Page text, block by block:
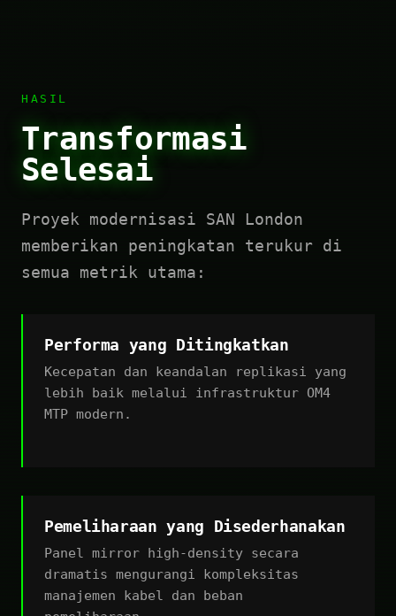
HASIL
Transformasi
Selesai
Proyek modernisasi SAN London
memberikan peningkatan terukur di
semua metrik utama:
Performa yang Ditingkatkan
Kecepatan dan keandalan replikasi yang
lebih baik melalui infrastruktur OM4
MTP modern.
Pemeliharaan yang Disederhanakan
Panel mirror high-density secara
dramatis mengurangi kompleksitas
manajemen kabel dan beban